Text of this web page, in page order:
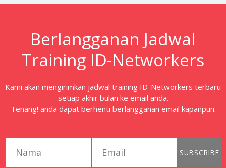
Berlangganan Jadwal
Training ID-Networkers
Kami akan mengirimkan jadwal training ID-Networkers terbaru
setiap akhir bulan ke email anda.
Tenang! anda dapat berhenti berlangganan email kapanpun.
SUBSCRIBE